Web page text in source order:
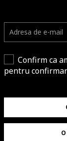
Confirm ca
pentru